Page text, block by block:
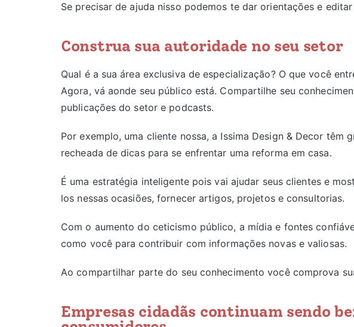
Se precisar de ajuda nisso podemos te dar orientações e editar
Construa sua autoridade no seu setor
Qual é a sua área exclusiva de especialização? O que você
Agora, vá aonde seu público está. Compartilhe seu
publicações do setor e podcasts.
Por exemplo, uma cliente nossa, a Issima Design & Decor têm
recheada de dicas para se enfrentar uma reforma em casa.
É uma estratégia inteligente pois vai ajudar seus clientes e
los nessas ocasiões, fornecer artigos, projetos e consultorias.
Com o aumento do ceticismo público, a mídia e fontes
como você para contribuir com informações novas e valiosas.
Ao compartilhar parte do seu conhecimento você comprova
Empresas cidadãs continuam sendo